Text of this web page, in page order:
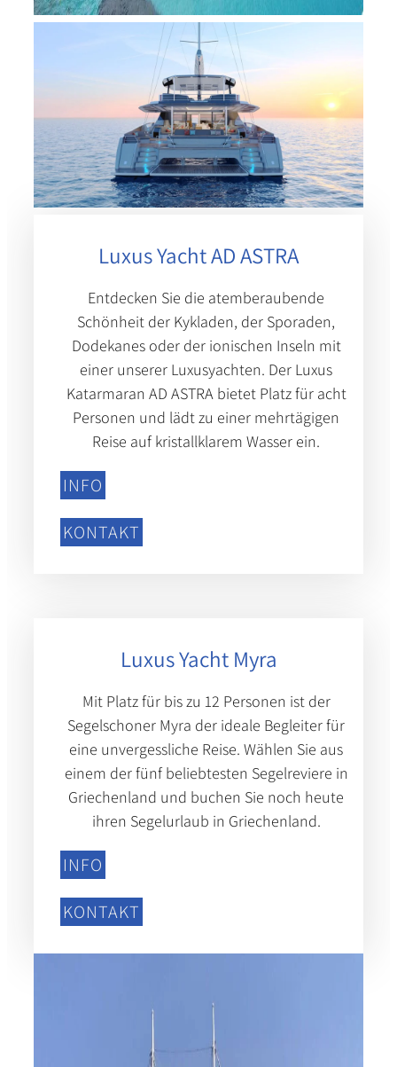
Luxus Yacht AD ASTRA​
Entdecken Sie die atemberaubende
Schönheit der Kykladen, der Sporaden,
Dodekanes oder der ionischen Inseln mit
einer unserer Luxusyachten. Der Luxus
Katarmaran AD ASTRA bietet Platz für acht
Personen und lädt zu einer mehrtägigen
Reise auf kristallklarem Wasser ein.
INFO
KONTAKT
Luxus Yacht Myra
Mit Platz für bis zu 12 Personen ist der
Segelschoner Myra der ideale Begleiter für
eine unvergessliche Reise. Wählen Sie aus
einem der fünf beliebtesten Segelreviere in
Griechenland und buchen Sie noch heute
ihren Segelurlaub in Griechenland.
INFO
KONTAKT